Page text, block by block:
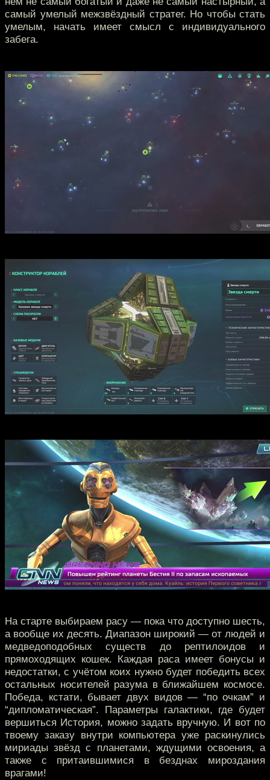
самый умелый межзвёздный стратег. Но чтобы стать
умелым, начать имеет смысл с индивидуального
забега.
На старте выбираем расу — пока что доступно шесть,
а вообще их десять. Диапазон широкий — от людей и
медведоподобных существ до рептилоидов и
прямоходящих кошек. Каждая раса имеет бонусы и
недостатки, с учётом коих нужно будет победить всех
остальных носителей разума в ближайшем космосе.
Победа, кстати, бывает двух видов — “по очкам” и
“дипломатическая”. Параметры галактики, где будет
вершиться История, можно задать вручную. И вот по
твоему заказу внутри компьютера уже раскинулись
мириады звёзд с планетами, ждущими освоения, а
также с притаившимися в безднах мироздания
врагами!